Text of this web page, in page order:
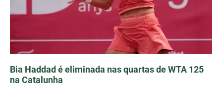
Bia Haddad é eliminada nas quartas de WTA 125
na Catalunha